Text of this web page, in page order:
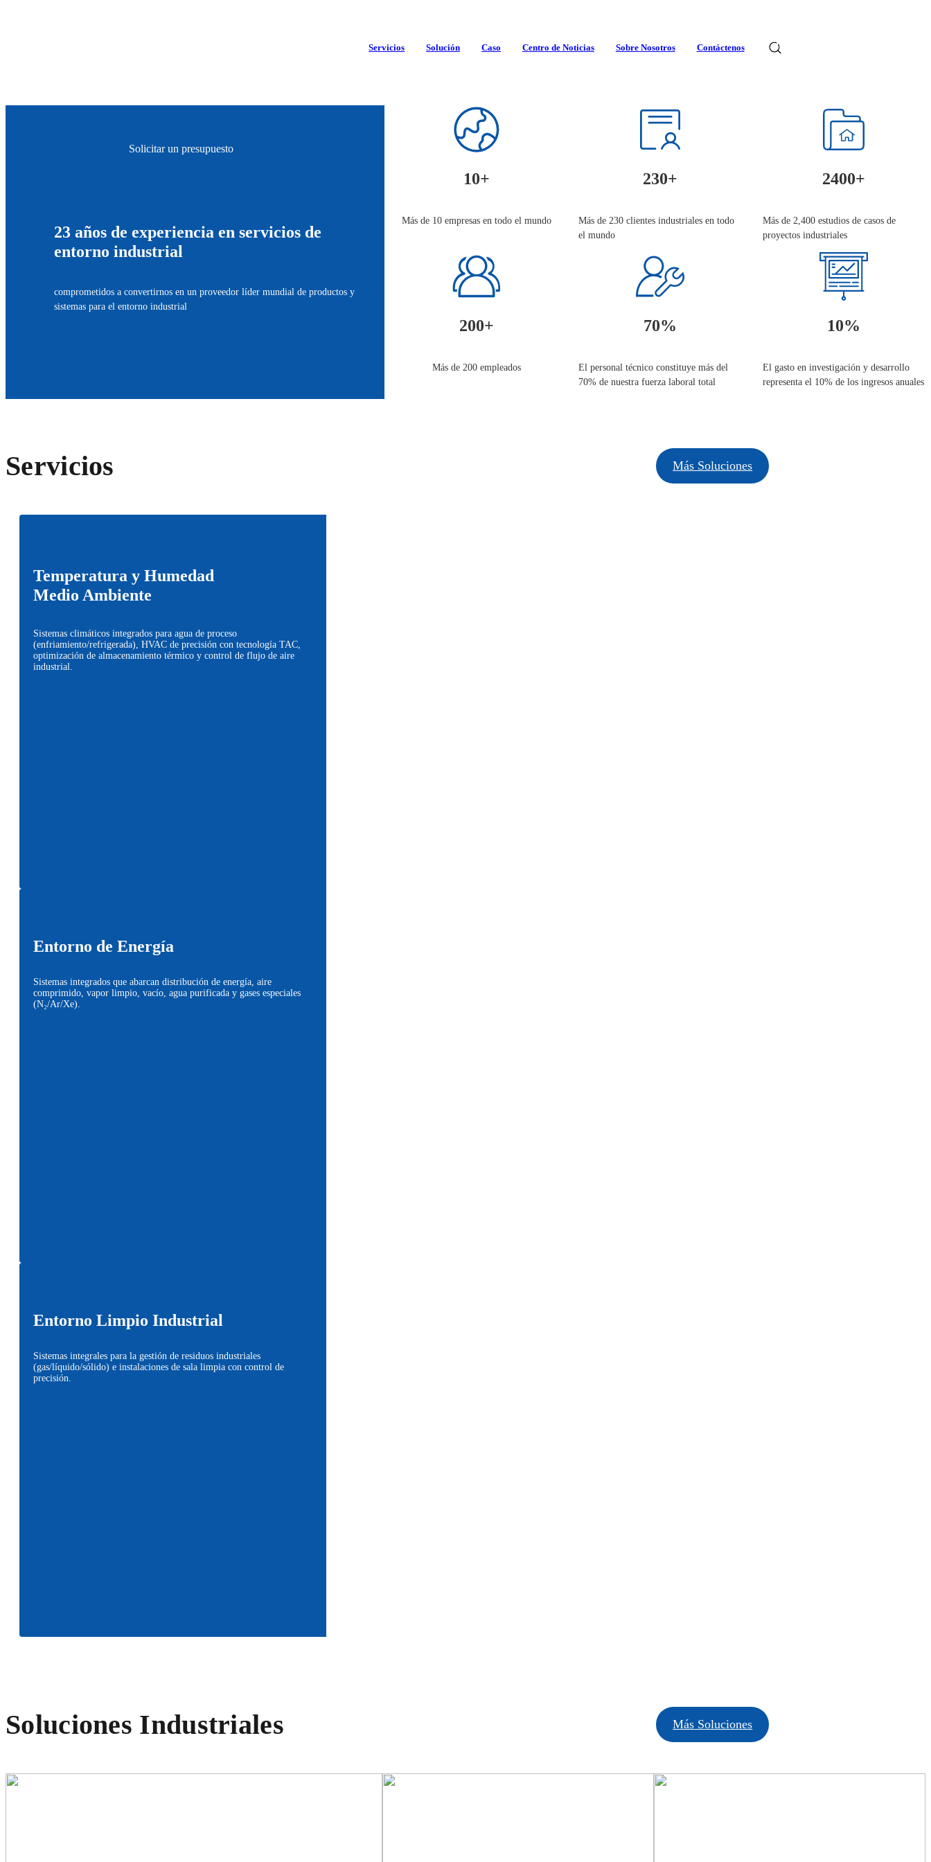
Servicios Solución Caso Centro de Noticias Sobre Nosotros Contáctenos
Solicitar un presupuesto
23 años de experiencia en servicios de
entorno industrial
comprometidos a convertirnos en un proveedor líder mundial de productos y
sistemas para el entorno industrial
10+
Más de 10 empresas en todo el mundo
230+
Más de 230 clientes industriales en todo
el mundo
2400+
Más de 2,400 estudios de casos de
proyectos industriales
200+
Más de 200 empleados
70%
El personal técnico constituye más del
70% de nuestra fuerza laboral total
10%
El gasto en investigación y desarrollo
representa el 10% de los ingresos anuales
Servicios Más Soluciones
Temperatura y Humedad
Medio Ambiente
Sistemas climáticos integrados para agua de proceso
(enfriamiento/refrigerada), HVAC de precisión con tecnología TAC,
optimización de almacenamiento térmico y control de flujo de aire
industrial.
Entorno de Energía
Sistemas integrados que abarcan distribución de energía, aire
comprimido, vapor limpio, vacío, agua purificada y gases especiales
(N₂/Ar/Xe).
Entorno Limpio Industrial
Sistemas integrales para la gestión de residuos industriales
(gas/líquido/sólido) e instalaciones de sala limpia con control de
precisión.
Soluciones Industriales Más Soluciones